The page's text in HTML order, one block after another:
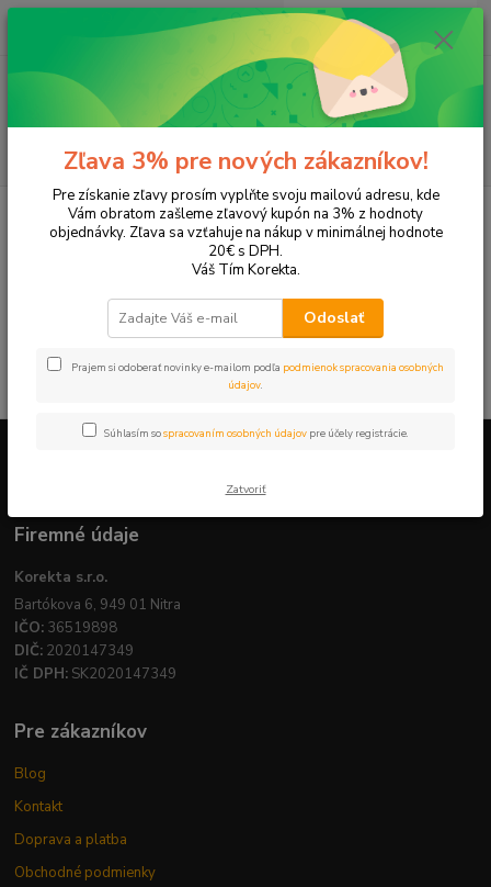
Hľadať
ks
za 0,00 EUR
Tonery a náplne do tlačiarní Hewlett Packard
HP Enterprise
Enterprise 500 color M551
Enterprise 500 color M551
V tejto kategórii nebol nájdený žiadny tovar.
Firemné údaje a informácie
Firemné údaje
Korekta s.r.o.
Bartókova 6, 949 01 Nitra
IČO: 36519898
DIČ: 2020147349
IČ DPH: SK2020147349
Pre zákazníkov
Blog
Kontakt
Doprava a platba
Obchodné podmienky
Zľava 3% pre nových zákazníkov!
Pre získanie zľavy prosím vyplňte svoju mailovú adresu, kde
Vám obratom zašleme zľavový kupón na 3% z hodnoty
objednávky. Zľava sa vzťahuje na nákup v minimálnej hodnote
20€ s DPH.
Váš Tím Korekta.
Odoslať
Prajem si odoberať novinky e-mailom podľa podmienok spracovania osobných
údajov.
Súhlasím sospracovaním osobných údajov pre účely registrácie.
Zatvoriť